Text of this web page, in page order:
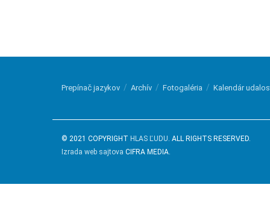
Prepínač jazykov Archív Fotogaléria Kalendár
© 2021 COPYRIGHT HLAS ĽUDU. ALL RIGHTS RESERVED.
Izrada web sajtova CIFRA MEDIA.